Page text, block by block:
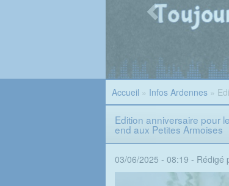
Accueil » Infos Ardennes»
Edition anniversaire pour
end aux Petites Armoises
03/06/2025 - 08:19 - Rédigé